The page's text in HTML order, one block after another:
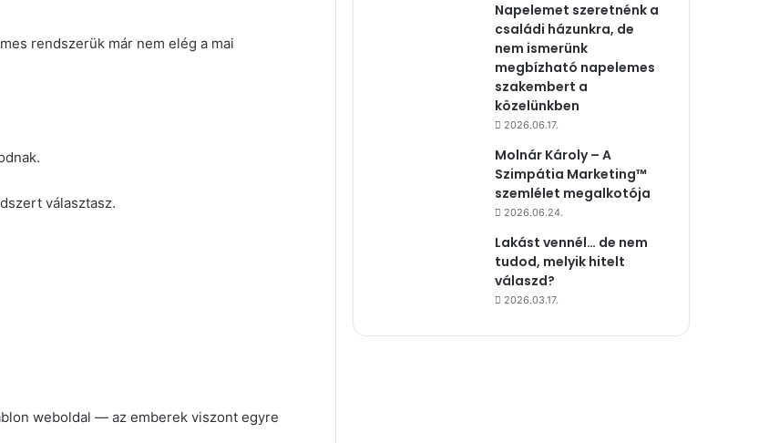
rendszerük már nem elég a mai
választasz.
weboldal — az emberek viszont egyre
Napelemet szeretnénk a
családi házunkra, de
nem ismerünk
megbízható napelemes
szakembert a
közelünkben
2026.06.17.
Molnár Károly – A
Szimpátia Marketing™
szemlélet megalkotója
2026.06.24.
Lakást vennél… de nem
tudod, melyik hitelt
válaszd?
2026.03.17.